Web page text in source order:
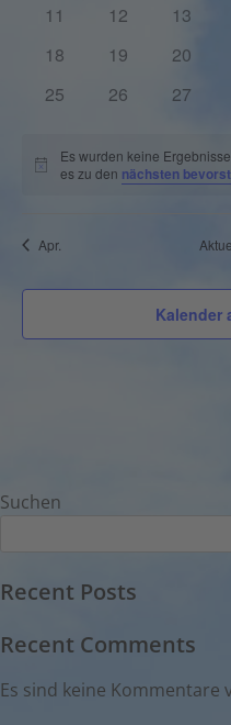
011
012
013
018
019
0
20
0
25
0
26
0
27
Hinweis
Es wurden keine
es zu den nächsten
Apr.
Kalender
Suchen
Recent Posts
Recent Comments
Es sind keine Kommentare